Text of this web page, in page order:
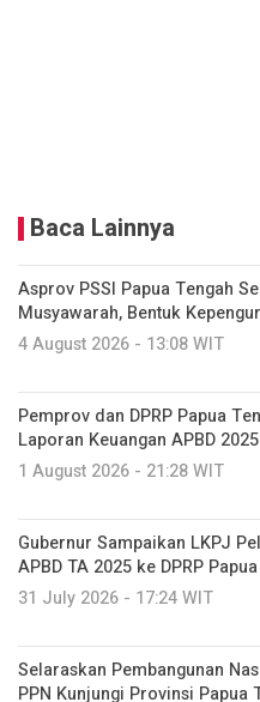
Baca Lainnya
Asprov PSSI Papua Tengah
Musyawarah, Bentuk
4 August 2026 - 13:08 WIT
Pemprov dan DPRP Papua
Laporan Keuangan APBD 2025
1 August 2026 - 21:28 WIT
Gubernur Sampaikan LKPJ
APBD TA 2025 ke DPRP
31 July 2026 - 17:24 WIT
Selaraskan Pembangunan
PPN Kunjungi Provinsi Papua